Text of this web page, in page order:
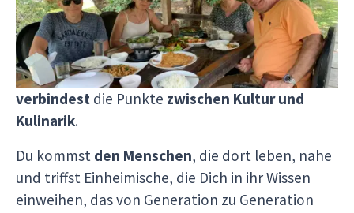
wirst zumEntdecker, Sammler und Hersteller.
Du wanderst durch die Landschaften und siehst
die Beziehung zwischen Ort und Produkten,
verbindest die Punkte zwischen Kultur und
Kulinarik.
Du kommst den Menschen, die dort leben, nahe
und triffst Einheimische, die Dich in ihr Wissen
einweihen, das von Generation zu Generation